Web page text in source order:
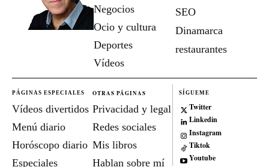
Negocios
Ocio y cultura
Deportes
Vídeos
SEO
Dinamarca
restaurantes
PÁGINAS ESPECIALES
Vídeos divertidos
Menú diario
Horóscopo diario
Especiales
OTRAS PÁGINAS
Privacidad y legal
Redes sociales
Mis libros
Hablan sobre mí
SÍGUEME
Twitter
Linkedin
Instagram
Tiktok
Youtube